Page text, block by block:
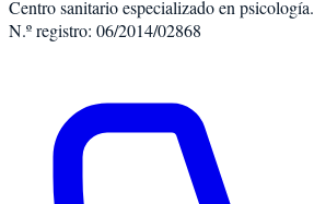
Centro sanitario especializado en psicología.
N.º registro: 06/2014/02868